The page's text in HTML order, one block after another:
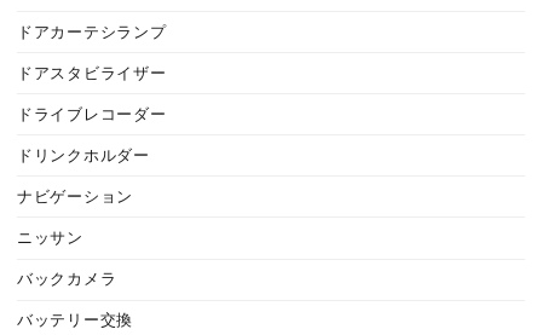
ドアカーテシランプ
ドアスタビライザー
ドライブレコーダー
ドリンクホルダー
ナビゲーション
ニッサン
バックカメラ
バッテリー交換